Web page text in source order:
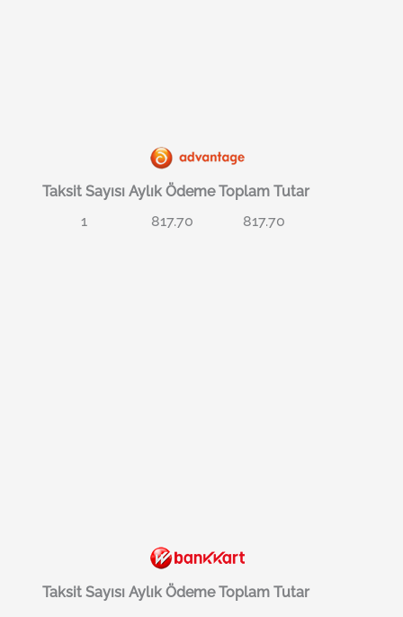
Taksit Sayısı Aylık Ödeme Toplam Tutar
1
817.70 817.70
Taksit Sayısı Aylık Ödeme Toplam Tutar